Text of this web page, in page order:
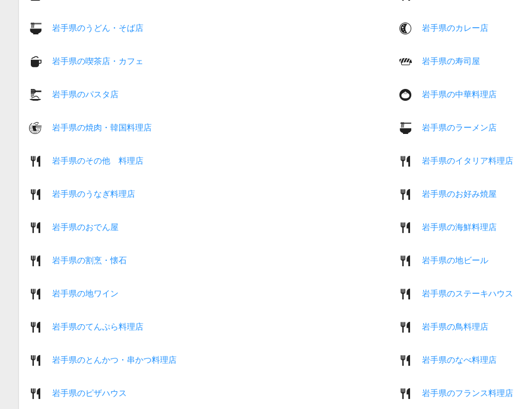
岩手県のうどん・そば店 岩手県のカレー店
岩手県の喫茶店・カフェ 岩手県の寿司屋
岩手県のパスタ店 岩手県の中華料理店
岩手県の焼肉・韓国料理店 岩手県のラーメン店
岩手県のその他 料理店 岩手県のイタリア料理店
岩手県のうなぎ料理店 岩手県のお好み焼屋
岩手県のおでん屋 岩手県の海鮮料理店
岩手県の割烹・懐石 岩手県の地ビール
岩手県の地ワイン 岩手県のステーキハウス
岩手県のてんぷら料理店 岩手県の鳥料理店
岩手県のとんかつ・串かつ料理店 岩手県のなべ料理店
岩手県のピザハウス 岩手県のフランス料理店